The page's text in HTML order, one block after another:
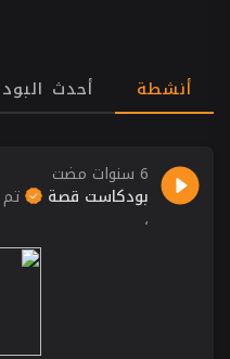
أنشطة أحدث
6 سنوات مضت
بودكاست قصة
،